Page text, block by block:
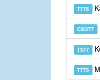
T776
CB377
T377
T775